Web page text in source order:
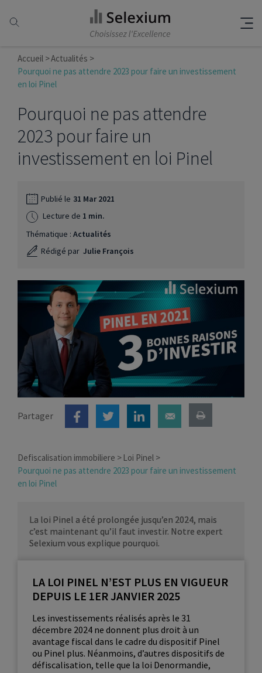
Accueil
Actualités
Pourquoi ne pas attendre 2023 pour faire un investissement
en loi Pinel
Pourquoi ne pas attendre
2023 pour faire un
investissement en loi Pinel
Publié le 31 Mar 2021
Lecture de 1 min.
Thématique : Actualités
Rédigé par Julie François
Partager
Defiscalisation immobiliere
Loi Pinel
Pourquoi ne pas attendre 2023 pour faire un investissement
en loi Pinel
La loi Pinel a été prolongée jusqu’en 2024, mais
c’est maintenant qu’il faut investir. Notre expert
Selexium vous explique pourquoi.
LA LOI PINEL N’EST PLUS EN VIGUEUR
DEPUIS LE 1ER JANVIER 2025
Les investissements réalisés après le 31
décembre 2024 ne donnent plus droit à un
avantage fiscal dans le cadre du dispositif Pinel
ou Pinel plus. Néanmoins, d’autres dispositifs de
défiscalisation, telle que la loi Denormandie,